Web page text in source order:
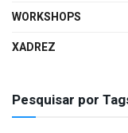
WORKSHOPS
XADREZ
Pesquisar por